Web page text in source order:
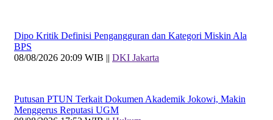
Dipo Kritik Definisi Pengangguran dan Kategori Miskin Ala
BPS
08/08/2026 20:09 WIB || DKI Jakarta
Putusan PTUN Terkait Dokumen Akademik Jokowi, Makin
Menggerus Reputasi UGM